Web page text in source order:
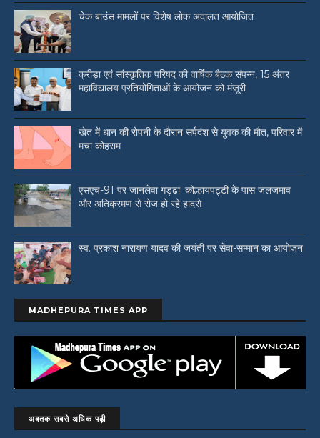
चेक बाउंस मामलों पर विशेष लोक अदालत आयोजित
क्रीड़ा एवं सांस्कृतिक परिषद की वार्षिक बैठक संपन्न, 15 अंतर
महाविद्यालय प्रतियोगिताओं के आयोजन को मंजूरी
खेत में धान की रोपनी के दौरान सर्पदंश से युवक की मौत, परिवार में
मचा कोहराम
एसएच-91 पर जानलेवा गड्ढा: कोल्हायपट्टी के पास जलजमाव
और अतिक्रमण से रोज हो रहे हादसे
स्व. प्रकाश नारायण यादव की जयंती पर सेवा-सम्मान का आयोजन
MADHEPURA TIMES APP
अबतक सबसे अधिक पढ़ी